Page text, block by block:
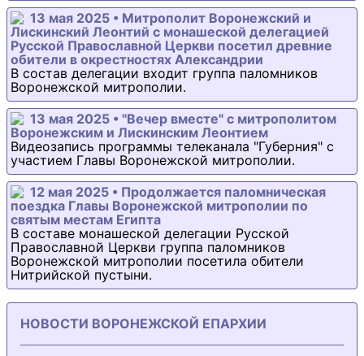
13 мая 2025 • Митрополит Воронежский и
Лискинский Леонтий с монашеской делегацией
Русской Православной Церкви посетил древние
обители в окрестностях Александрии
В состав делегации входит группа паломников
Воронежской митрополии.
13 мая 2025 • "Вечер вместе" с митрополитом
Воронежским и Лискинским Леонтием
Видеозапись программы телеканала "Губерния" с
участием Главы Воронежской митрополии.
12 мая 2025 • Продолжается паломническая
поездка Главы Воронежской митрополии по
святым местам Египта
В составе монашеской делегации Русской
Православной Церкви группа паломников
Воронежской митрополии посетила обители
Нитрийской пустыни.
НОВОСТИ ВОРОНЕЖСКОЙ ЕПАРХИИ